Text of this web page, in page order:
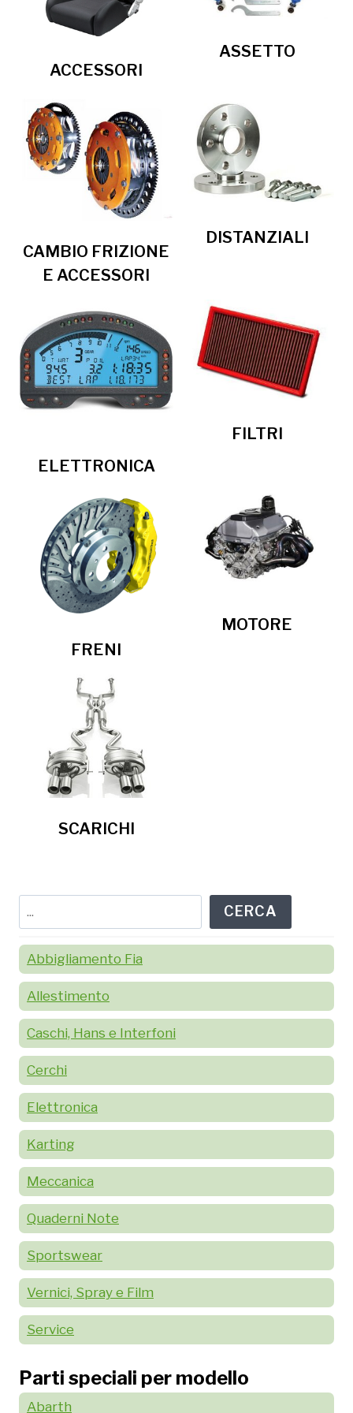
ACCESSORI
ASSETTO
CAMBIO FRIZIONE
E ACCESSORI
DISTANZIALI
ELETTRONICA
FILTRI
FRENI
MOTORE
SCARICHI
CERCA
Abbigliamento Fia
Allestimento
Caschi, Hans e Interfoni
Cerchi
Elettronica
Karting
Meccanica
Quaderni Note
Sportswear
Vernici, Spray e Film
Service
Parti speciali per modello
Abarth